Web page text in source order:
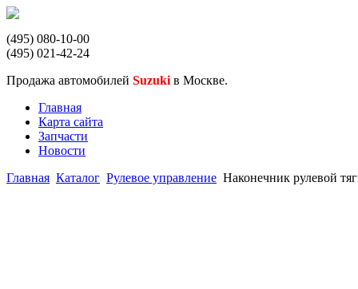
(495) 080-10-00
(495) 021-42-24
Продажа автомобилей Suzuki в Москве.
Главная
Карта сайта
Запчасти
Новости
Главная Каталог Рулевое управление Наконечник рулевой